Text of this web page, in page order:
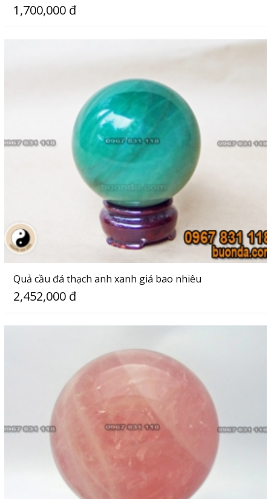
1,700,000 đ
Quả cầu đá thạch anh xanh giá bao nhiêu
2,452,000 đ